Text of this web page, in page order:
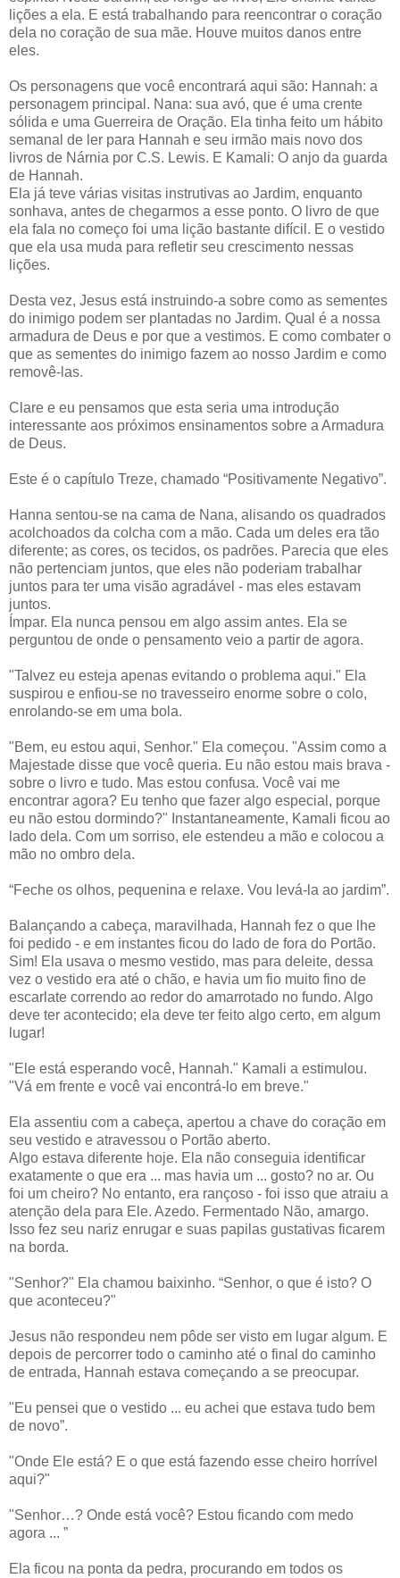
lições a ela. E está trabalhando para reencontrar o coração
dela no coração de sua mãe. Houve muitos danos entre
eles.
Os personagens que você encontrará aqui são: Hannah: a
personagem principal. Nana: sua avó, que é uma crente
sólida e uma Guerreira de Oração. Ela tinha feito um hábito
semanal de ler para Hannah e seu irmão mais novo dos
livros de Nárnia por C.S. Lewis. E Kamali: O anjo da guarda
de Hannah.
Ela já teve várias visitas instrutivas ao Jardim, enquanto
sonhava, antes de chegarmos a esse ponto. O livro de que
ela fala no começo foi uma lição bastante difícil. E o vestido
que ela usa muda para refletir seu crescimento nessas
lições.
Desta vez, Jesus está instruindo-a sobre como as sementes
do inimigo podem ser plantadas no Jardim. Qual é a nossa
armadura de Deus e por que a vestimos. E como combater o
que as sementes do inimigo fazem ao nosso Jardim e como
removê-las.
Clare e eu pensamos que esta seria uma introdução
interessante aos próximos ensinamentos sobre a Armadura
de Deus.
Este é o capítulo Treze, chamado “Positivamente Negativo”.
Hanna sentou-se na cama de Nana, alisando os quadrados
acolchoados da colcha com a mão. Cada um deles era tão
diferente; as cores, os tecidos, os padrões. Parecia que eles
não pertenciam juntos, que eles não poderiam trabalhar
juntos para ter uma visão agradável - mas eles estavam
juntos.
Ímpar. Ela nunca pensou em algo assim antes. Ela se
perguntou de onde o pensamento veio a partir de agora.
"Talvez eu esteja apenas evitando o problema aqui." Ela
suspirou e enfiou-se no travesseiro enorme sobre o colo,
enrolando-se em uma bola.
"Bem, eu estou aqui, Senhor." Ela começou. "Assim como a
Majestade disse que você queria. Eu não estou mais brava -
sobre o livro e tudo. Mas estou confusa. Você vai me
encontrar agora? Eu tenho que fazer algo especial, porque
eu não estou dormindo?" Instantaneamente, Kamali ficou ao
lado dela. Com um sorriso, ele estendeu a mão e colocou a
mão no ombro dela.
“Feche os olhos, pequenina e relaxe. Vou levá-la ao jardim”.
Balançando a cabeça, maravilhada, Hannah fez o que lhe
foi pedido - e em instantes ficou do lado de fora do Portão.
Sim! Ela usava o mesmo vestido, mas para deleite, dessa
vez o vestido era até o chão, e havia um fio muito fino de
escarlate correndo ao redor do amarrotado no fundo. Algo
deve ter acontecido; ela deve ter feito algo certo, em algum
lugar!
"Ele está esperando você, Hannah." Kamali a estimulou.
"Vá em frente e você vai encontrá-lo em breve."
Ela assentiu com a cabeça, apertou a chave do coração em
seu vestido e atravessou o Portão aberto.
Algo estava diferente hoje. Ela não conseguia identificar
exatamente o que era ... mas havia um ... gosto? no ar. Ou
foi um cheiro? No entanto, era rançoso - foi isso que atraiu a
atenção dela para Ele. Azedo. Fermentado Não, amargo.
Isso fez seu nariz enrugar e suas papilas gustativas ficarem
na borda.
"Senhor?" Ela chamou baixinho. “Senhor, o que é isto? O
que aconteceu?"
Jesus não respondeu nem pôde ser visto em lugar algum. E
depois de percorrer todo o caminho até o final do caminho
de entrada, Hannah estava começando a se preocupar.
"Eu pensei que o vestido ... eu achei que estava tudo bem
de novo”.
"Onde Ele está? E o que está fazendo esse cheiro horrível
aqui?"
"Senhor…? Onde está você? Estou ficando com medo
agora ... ”
Ela ficou na ponta da pedra, procurando em todos os